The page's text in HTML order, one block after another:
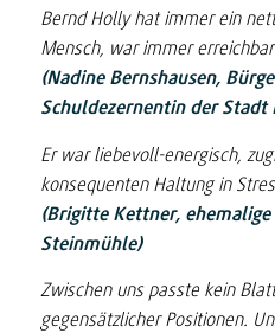
Bernd Holly hat immer ein
Mensch, war immer
(Nadine Bernshausen,
Schuldezernentin der Stadt
Er war liebevoll-energisch,
konsequenten Haltung in
(Brigitte Kettner,
Steinmühle)
Zwischen uns passte kein
gegensätzlicher Positionen.